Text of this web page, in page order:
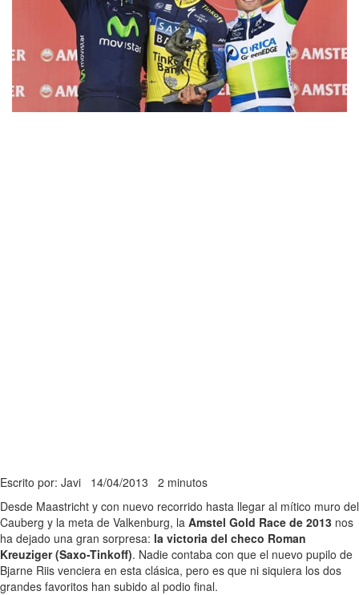
Escrito por: Javi 14/04/2013 2 minutos
Desde Maastricht y con nuevo recorrido hasta llegar al mítico muro del
Cauberg y la meta de Valkenburg, la Amstel Gold Race de 2013 nos
ha dejado una gran sorpresa: la victoria del checo Roman
Kreuziger (Saxo-Tinkoff). Nadie contaba con que el nuevo pupilo de
Bjarne Riis venciera en esta clásica, pero es que ni siquiera los dos
grandes favoritos han subido al podio final.